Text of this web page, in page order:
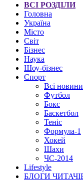
ВСІ РОЗДІЛИ
Головна
Україна
Місто
Світ
Бізнес
Наука
Шоу-бізнес
Спорт
Всі новини
Футбол
Бокс
Баскетбол
Теніс
Формула-1
Хокей
Шахи
ЧС-2014
Lifestyle
БЛОГИ